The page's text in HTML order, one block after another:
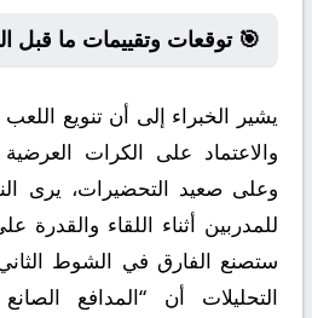
🎯 توقعات وتقييمات ما قبل
يشير الخبراء إلى أن تنويع
والاعتماد على الكرات
وعلى صعيد التحضيرات، يرى
للمدربين أثناء اللقاء والقدرة
ستصنع الفارق في الشوط